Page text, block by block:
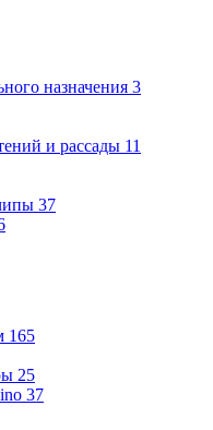
назначения 3
и рассады 11
37
165
25
37